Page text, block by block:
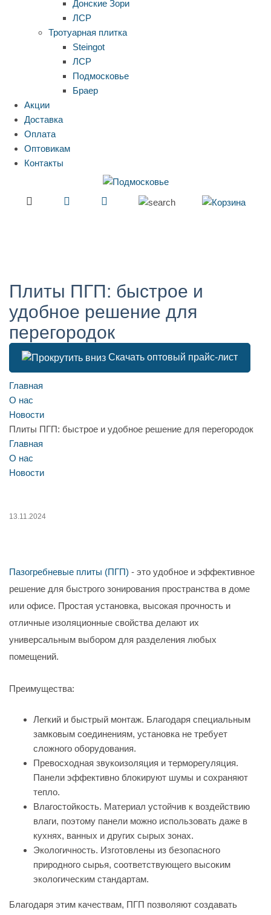
Донские Зори
ЛСР
Тротуарная плитка
Steingot
ЛСР
Подмосковье
Браер
Акции
Доставка
Оплата
Оптовикам
Контакты
Плиты ПГП: быстрое и
удобное решение для
перегородок
Скачать оптовый прайс-лист
Главная
О нас
Новости
Плиты ПГП: быстрое и удобное решение для перегородок
Главная
О нас
Новости
13.11.2024
Пазогребневые плиты (ПГП) - это удобное и эффективное
решение для быстрого зонирования пространства в доме
или офисе. Простая установка, высокая прочность и
отличные изоляционные свойства делают их
универсальным выбором для разделения любых
помещений.
Преимущества:
Легкий и быстрый монтаж. Благодаря специальным
замковым соединениям, установка не требует
сложного оборудования.
Превосходная звукоизоляция и терморегуляция.
Панели эффективно блокируют шумы и сохраняют
тепло.
Влагостойкость. Материал устойчив к воздействию
влаги, поэтому панели можно использовать даже в
кухнях, ванных и других сырых зонах.
Экологичность. Изготовлены из безопасного
природного сырья, соответствующего высоким
экологическим стандартам.
Благодаря этим качествам, ПГП позволяют создавать